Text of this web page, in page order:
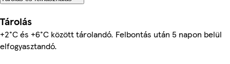
Tárolás
+2°C és +6°C között tárolandó. Felbontás után 5 napon belül
elfogyasztandó.